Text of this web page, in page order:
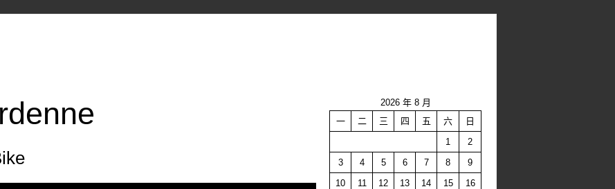
2026 年 8 月
一
二 三 四 五 六
日
1
2
3
4 5 6 7 8
9
10
11 12 13 14 15
16